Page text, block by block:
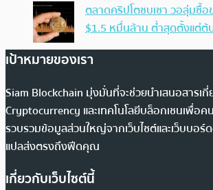
ตลาดคริปโตซบเซา วอลุ่มซื้
$1.5 หมื่นล้าน ต่ำสุดตั้งแต่ต้
เป้าหมายของเรา
Siam Blockchain มุ่งมั่นที่จะช่วยนำเสนอสารเ
Cryptocurrency และเทคโนโลยีบล็อกเชนเพื่อค
รวบรวมข้อมูลส่วนใหญ่จากเว็บไซต์และเว็บบอร์
แปลส่งตรงถึงฟีดคุณ
เกี่ยวกับเว็บไซต์นี้